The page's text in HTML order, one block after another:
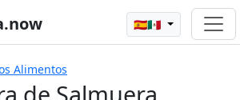
🇪🇸🇲🇽
Alimentos